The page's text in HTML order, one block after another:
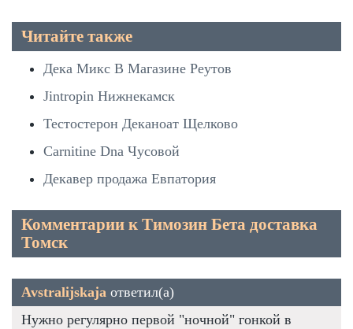
Читайте также
Дека Микс В Магазине Реутов
Jintropin Нижнекамск
Тестостерон Деканоат Щелково
Carnitine Dna Чусовой
Декавер продажа Евпатория
Комментарии к Tимозин Бета доставка
Томск
Avstralijskaja ответил(а)
Нужно регулярно первой "ночной" гонкой в